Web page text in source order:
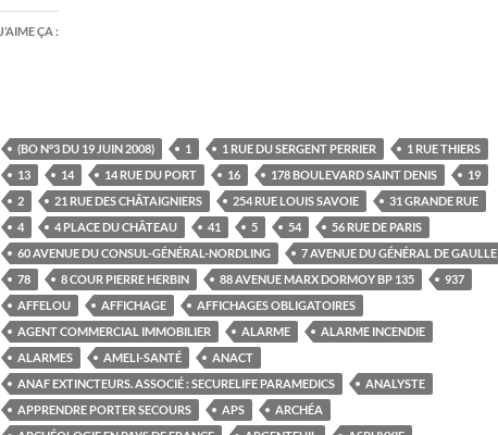
J’AIME ÇA :
(BO N°3 DU 19 JUIN 2008) 1 1 RUE DU SERGENT PERRIER
1 RUE THIERS
13
14 14 RUE DU PORT 16 178 BOULEVARD SAINT DENIS
19
2
21 RUE DES CHÂTAIGNIERS 254 RUE LOUIS SAVOIE
31 GRANDE RUE
4
4 PLACE DU CHÂTEAU 41 5 54
56 RUE DE PARIS
60 AVENUE DU CONSUL-GÉNÉRAL-NORDLING
7 AVENUE DU GÉNÉRAL DE GAULLE
78
8 COUR PIERRE HERBIN 88 AVENUE MARX DORMOY BP 135
937
AFFELOU
AFFICHAGE
AFFICHAGES OBLIGATOIRES
AGENT COMMERCIAL IMMOBILIER
ALARME
ALARME INCENDIE
ALARMES
AMELI-SANTÉ
ANACT
ANAF EXTINCTEURS. ASSOCIÉ : SECURELIFE PARAMEDICS
ANALYSTE
APPRENDRE PORTER SECOURS
APS
ARCHÉA